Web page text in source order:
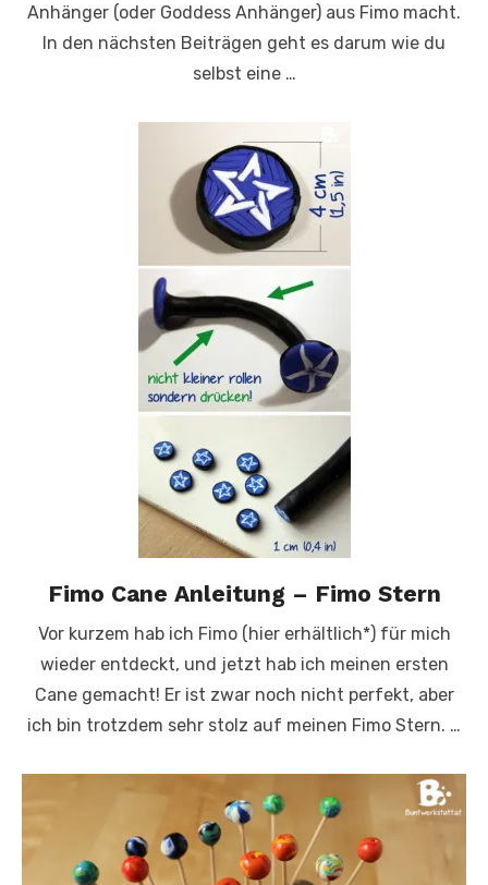
Anhänger (oder Goddess Anhänger) aus Fimo macht.
In den nächsten Beiträgen geht es darum wie du
selbst eine …
Fimo Cane Anleitung – Fimo Stern
Vor kurzem hab ich Fimo (hier erhältlich*) für mich
wieder entdeckt, und jetzt hab ich meinen ersten
Cane gemacht! Er ist zwar noch nicht perfekt, aber
ich bin trotzdem sehr stolz auf meinen Fimo Stern. …